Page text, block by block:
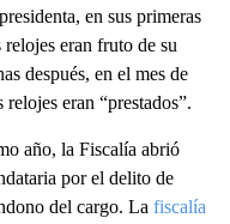
en sus primeras
eran fruto de su
después, en el mes de
eran “prestados”.
año, la Fiscalía abrió
por el delito de
del cargo. La fiscalía